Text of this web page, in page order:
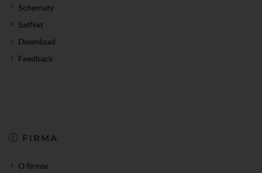
Schematy
SatNet
Download
Feedback
FIRMA
O firmie